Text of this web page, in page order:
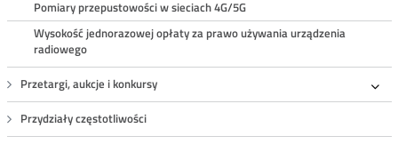
Pomiary przepustowości w sieciach 4G/5G
Wysokość jednorazowej opłaty za prawo używania urządzenia
radiowego
Przetargi, aukcje i konkursy
Przydziały częstotliwości